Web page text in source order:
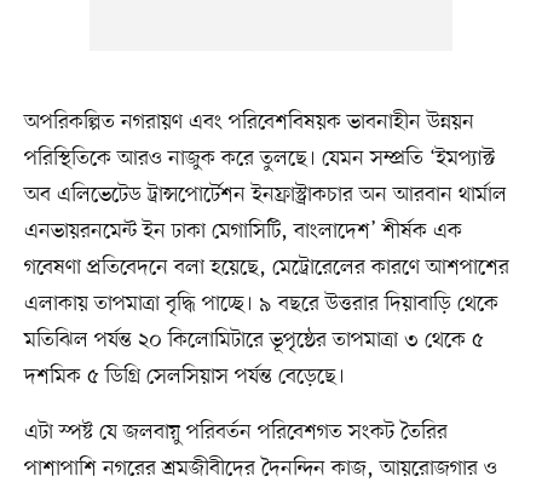
অপরিকল্পিত নগরায়ণ এবং পরিবেশবিষয়ক ভাবনাহীন উন্নয়ন
পরিস্থিতিকে আরও নাজুক করে তুলছে। যেমন সম্প্রতি ‘ইমপ্যাক্ট
অব এলিভেটেড ট্রান্সপোর্টেশন ইনফ্রাস্ট্রাকচার অন আরবান থার্মাল
এনভায়রনমেন্ট ইন ঢাকা মেগাসিটি, বাংলাদেশ’ শীর্ষক এক
গবেষণা প্রতিবেদনে বলা হয়েছে, মেট্রোরেলের কারণে আশপাশের
এলাকায় তাপমাত্রা বৃদ্ধি পাচ্ছে। ৯ বছরে উত্তরার দিয়াবাড়ি থেকে
মতিঝিল পর্যন্ত ২০ কিলোমিটারে ভূপৃষ্ঠের তাপমাত্রা ৩ থেকে ৫
দশমিক ৫ ডিগ্রি সেলসিয়াস পর্যন্ত বেড়েছে।
এটা স্পষ্ট যে জলবায়ু পরিবর্তন পরিবেশগত সংকট তৈরির
পাশাপাশি নগরের শ্রমজীবীদের দৈনন্দিন কাজ, আয়রোজগার ও